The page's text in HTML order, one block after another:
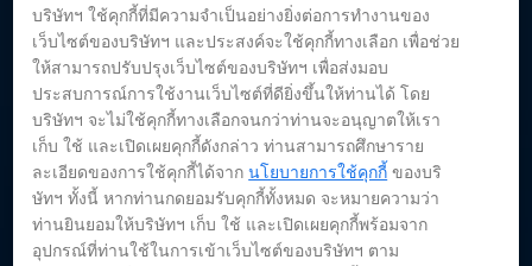
บริษัทฯ ใช้คุกกี้ที่มีความจำเป็นอย่างยิ่งต่อการทำงานของ
เว็บไซต์ของบริษัทฯ และประสงค์จะใช้คุกกี้ทางเลือก เพื่อช่วย
ให้สามารถปรับปรุงเว็บไซต์ของบริษัทฯ เพื่อส่งมอบ
ประสบการณ์การใช้งานเว็บไซต์ที่ดียิ่งขึ้นให้ท่านได้ โดย
บริษัทฯ จะไม่ใช้คุกกี้ทางเลือกจนกว่าท่านจะอนุญาตให้เรา
เก็บ ใช้ และเปิดเผยคุกกี้ดังกล่าว ท่านสามารถศึกษาราย
ละเอียดของการใช้คุกกี้ได้จากนโยบายการใช้คุกกี้ ของบริ
ษัทฯ ทั้งนี้ หากท่านกดยอมรับคุกกี้ทั้งหมด จะหมายความว่า
ท่านยินยอมให้บริษัทฯ เก็บ ใช้ และเปิดเผยคุกกี้พร้อมจาก
อุปกรณ์ที่ท่านใช้ในการเข้าเว็บไซต์ของบริษัทฯ ตาม